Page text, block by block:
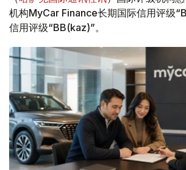
机构MyCar Finance长期国际信用评级
信用评级“BB(kaz)”。